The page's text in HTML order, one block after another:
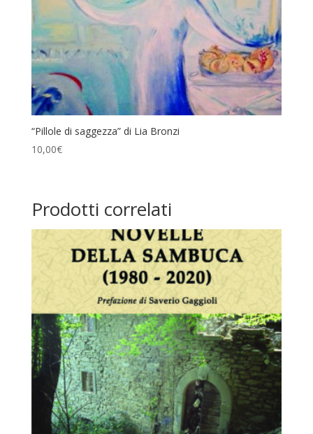
“Pillole di saggezza” di Lia Bronzi
10,00€
Prodotti correlati